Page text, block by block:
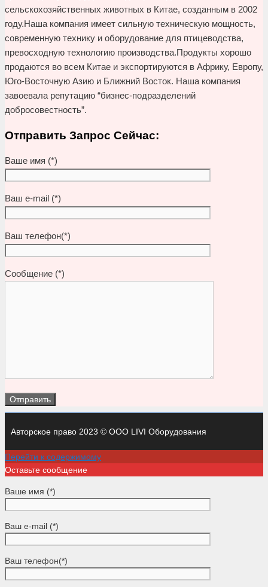
сельскохозяйственных животных в Китае, созданным в 2002
году.Наша компания имеет сильную техническую мощность,
современную технику и оборудование для птицеводства,
превосходную технологию производства.Продукты хорошо
продаются во всем Китае и экспортируются в Африку, Европу,
Юго-Восточную Азию и Ближний Восток. Наша компания
завоевала репутацию “бизнес-подразделений
добросовестность”.
Отправить Запрос Сейчас:
Ваше имя (*)
Ваш e-mail (*)
Ваш телефон(*)
Сообщение (*)
Авторское право 2023 © ООО LIVI Оборудования
Перейти к содержимому
Оставьте сообщение
Ваше имя (*)
Ваш e-mail (*)
Ваш телефон(*)